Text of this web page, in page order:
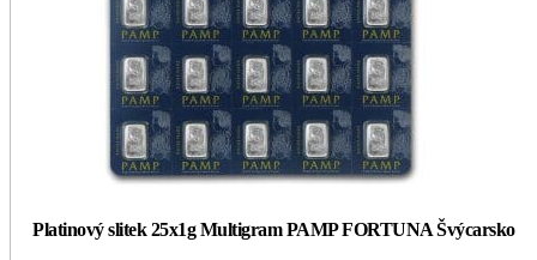
Platinový slitek 25x1g Multigram PAMP FORTUNA Švýcarsko